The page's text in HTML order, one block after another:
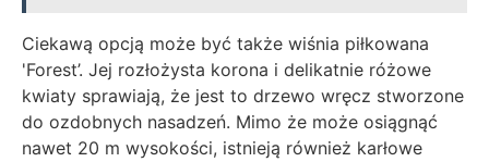
Ciekawą opcją może być także wiśnia piłkowana
'Forest’. Jej rozłożysta korona i delikatnie różowe
kwiaty sprawiają, że jest to drzewo wręcz stworzone
do ozdobnych nasadzeń. Mimo że może osiągnąć
nawet 20 m wysokości, istnieją również karłowe